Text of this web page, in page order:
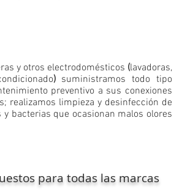
y otros electrodomésticos (lavadoras,
)suministramos todo tipo
preventivo a sus conexiones
realizamos limpieza y desinfección de
bacterias que ocasionan malos olores
para todas las marcas